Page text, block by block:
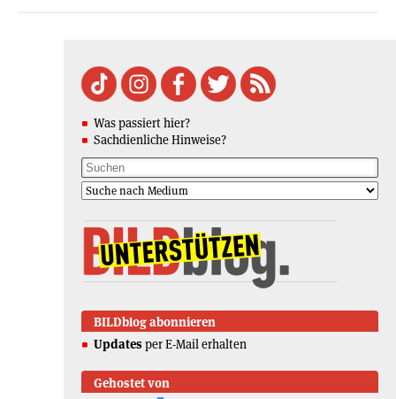
Was passiert hier?
Sachdienliche Hinweise?
BILDblog abonnieren
Updates per E-Mail erhalten
Gehostet von